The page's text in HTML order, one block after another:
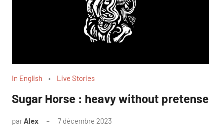
In English Live Stories
Sugar Horse : heavy without pretense
parAlex 7 décembre 2023